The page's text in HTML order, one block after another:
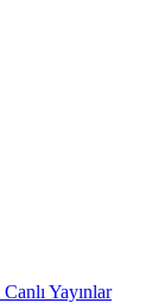
Canlı Yayınlar